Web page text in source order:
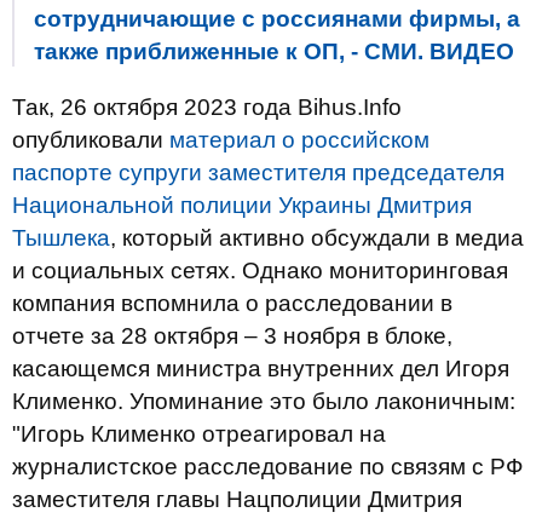
сотрудничающие с россиянами фирмы, а
также приближенные к ОП, - СМИ. ВИДЕО
Так, 26 октября 2023 года Bihus.Info
опубликовали материал о российском
паспорте супруги заместителя председателя
Национальной полиции Украины Дмитрия
Тышлека, который активно обсуждали в медиа
и социальных сетях. Однако мониторинговая
компания вспомнила о расследовании в
отчете за 28 октября – 3 ноября в блоке,
касающемся министра внутренних дел Игоря
Клименко. Упоминание это было лаконичным:
"Игорь Клименко отреагировал на
журналистское расследование по связям с РФ
заместителя главы Нацполиции Дмитрия